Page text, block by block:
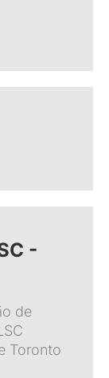
-
de
Toronto